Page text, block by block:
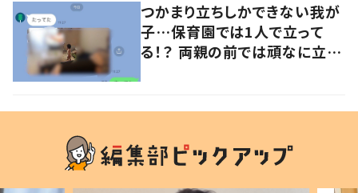
つかまり立ちしかできない我が
子…保育園では1人で立って
る！？ 両親の前では頑なに立た